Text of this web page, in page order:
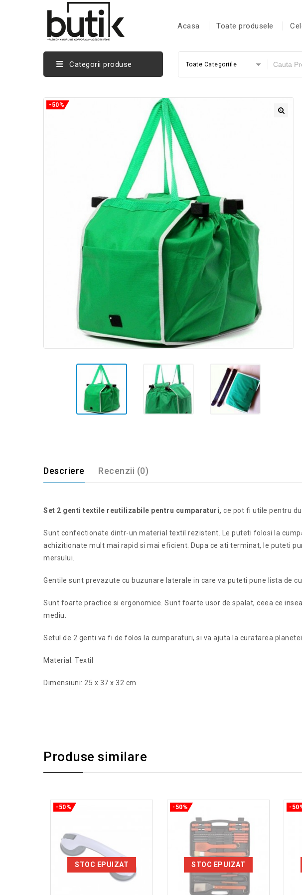
Acasa Toate produsele
Categorii produse Toate Categoriile
-50%
Descriere Recenzii (0)
Set 2 genti textile reutilizabile pentru cumparaturi, ce pot fi utile pentru
Sunt confectionate dintr-un material textil rezistent. Le puteti folosi la
achizitionate mult mai rapid si mai eficient. Dupa ce ati terminat, le puteti
mersului.
Gentile sunt prevazute cu buzunare laterale in care va puteti pune lista de
Sunt foarte practice si ergonomice. Sunt foarte usor de spalat, ceea ce
mediu.
Setul de 2 genti va fi de folos la cumparaturi, si va ajuta la curatarea
Material: Textil
Dimensiuni: 25 x 37 x 32 cm
Produse similare
STOC EPUIZAT
-50%
STOC EPUIZAT
-50% -